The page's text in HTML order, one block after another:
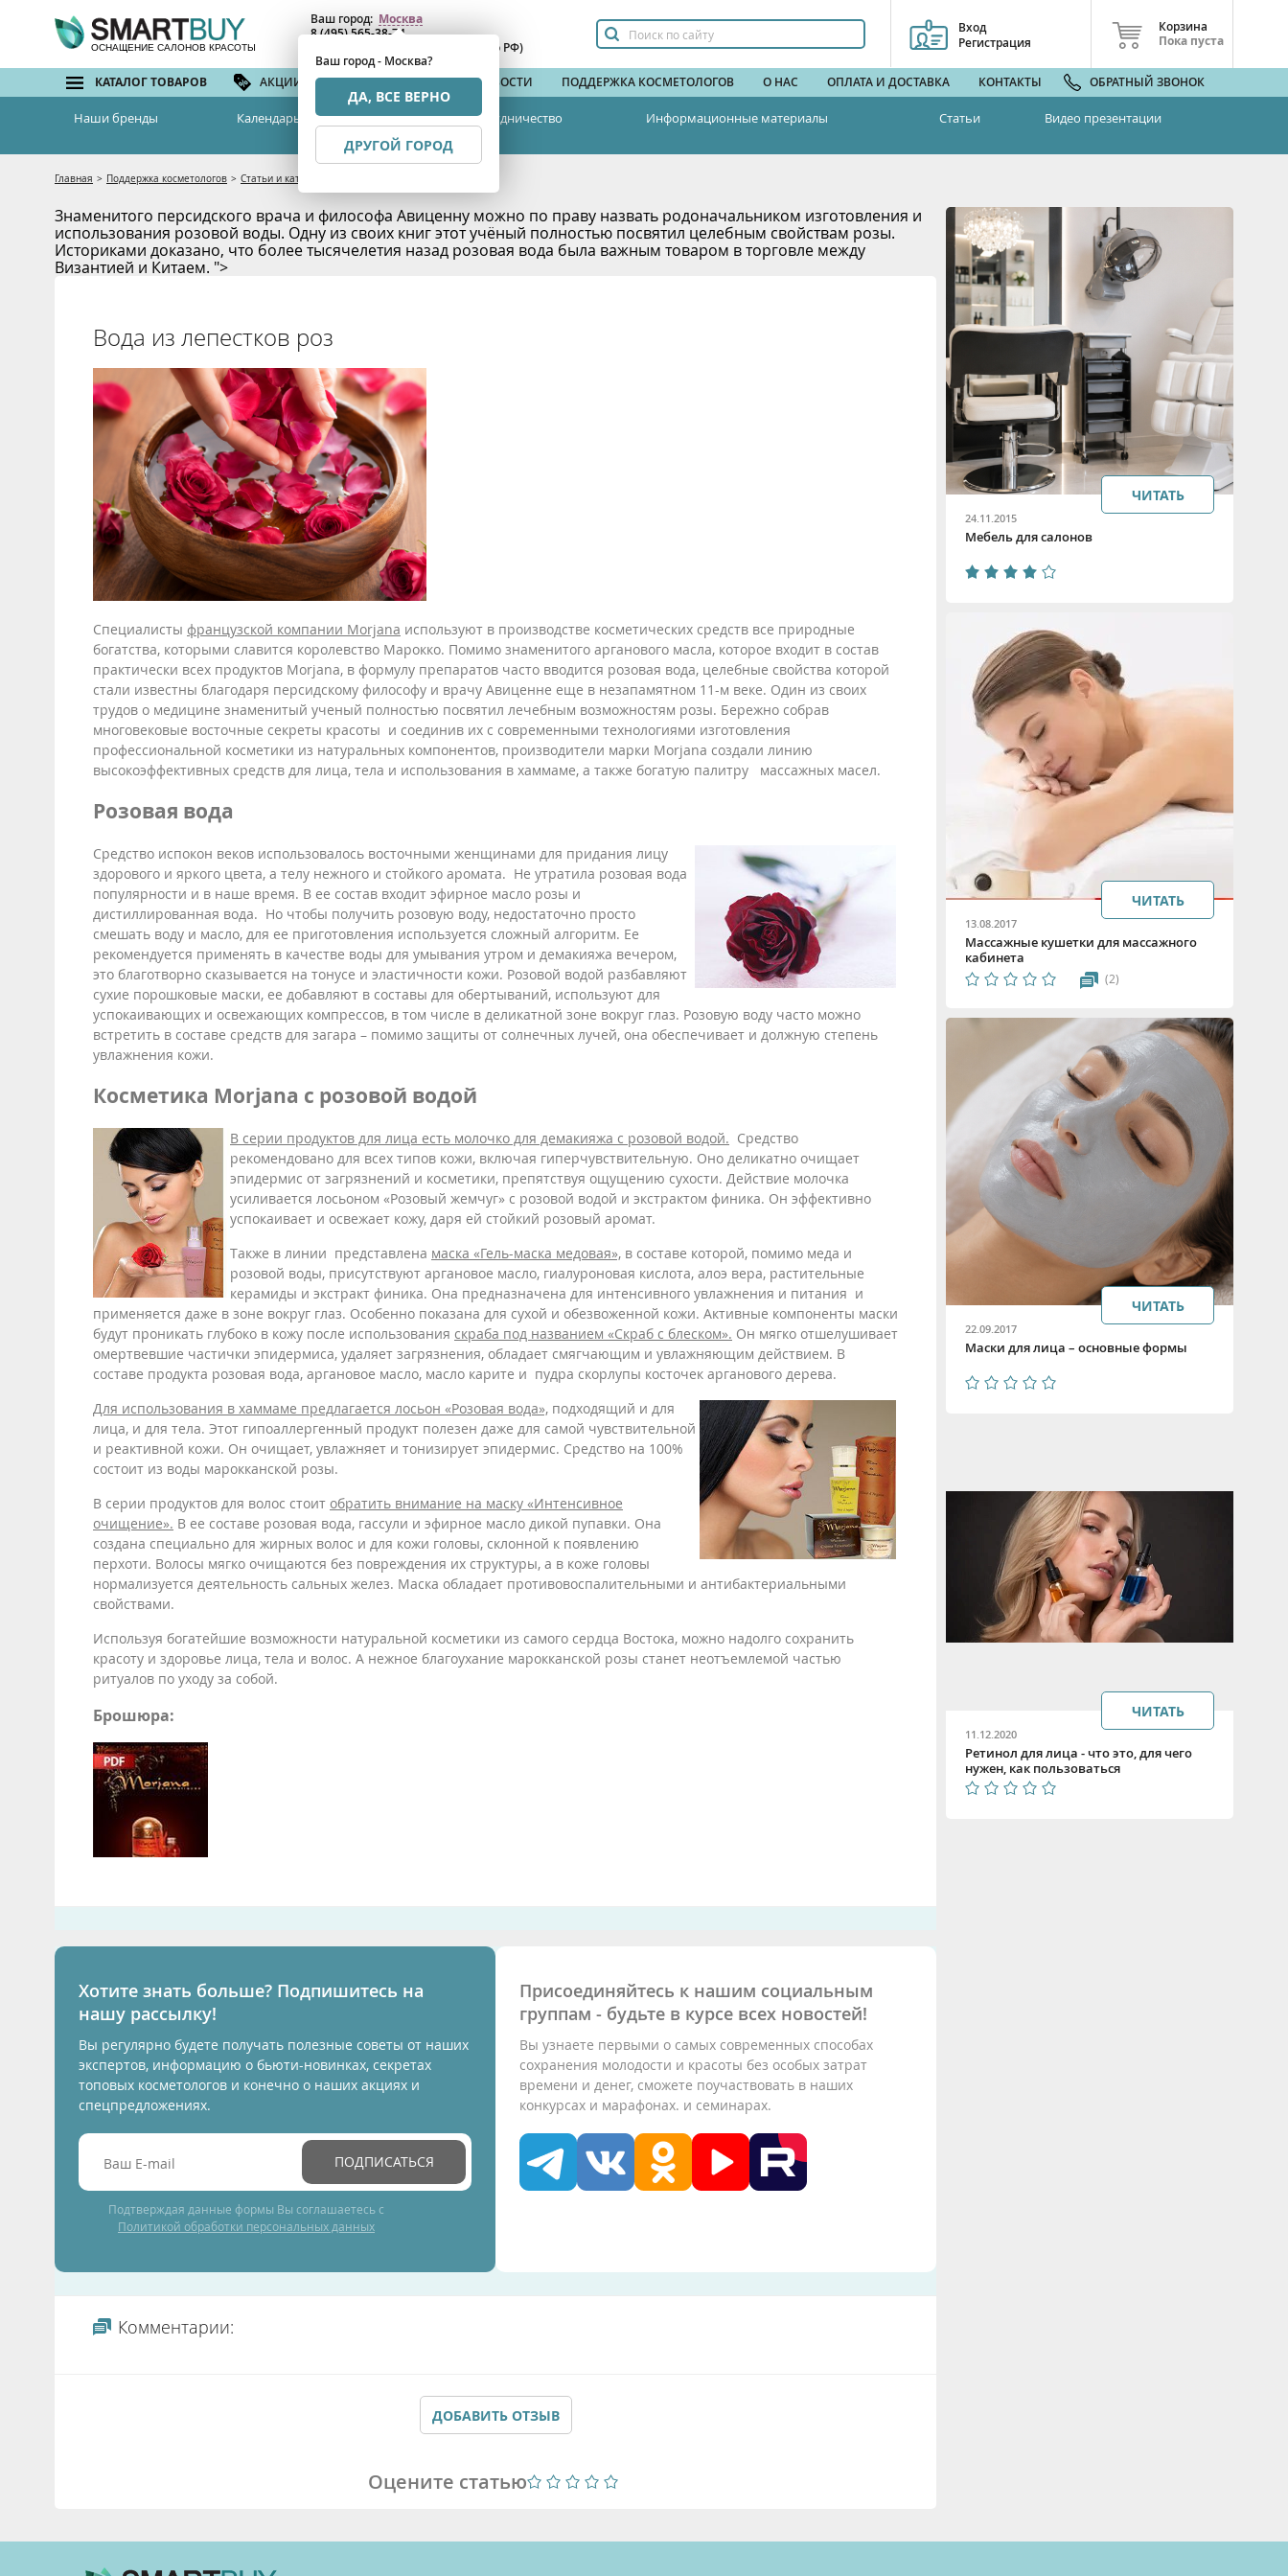
ОСНАЩЕНИЕ САЛОНОВ КРАСОТЫ
Ваш город: Москва
Ваш город - Москва?
ДА, ВСЕ ВЕРНО
ДРУГОЙ ГОРОД
8 (495) 565-38-74
(бесплатный по РФ)
Вход
Регистрация
Корзина
Пока пуста
КАТАЛОГ ТОВАРОВ АКЦИИ И СКИДКИ БРЕНДЫ НОВОСТИ ПОДДЕРЖКА КОСМЕТОЛОГОВ О НАС ОПЛАТА И ДОСТАВКА КОНТАКТЫ ОБРАТНЫЙ ЗВОНОК
Наши бренды Календарь семинаров Сотрудничество Информационные материалы Статьи Видео презентации
Главная > Поддержка косметологов > Статьи и каталоги
Знаменитого персидского врача и философа Авиценну можно по праву назвать родоначальником изготовления и
использования розовой воды. Одну из своих книг этот учёный полностью посвятил целебным свойствам розы.
Историками доказано, что более тысячелетия назад розовая вода была важным товаром в торговле между
Византией и Китаем. ">
Вода из лепестков роз
Специалисты французской компании Morjana используют в производстве косметических средств все природные
богатства, которыми славится королевство Марокко. Помимо знаменитого арганового масла, которое входит в состав
практически всех продуктов Morjana, в формулу препаратов часто вводится розовая вода, целебные свойства которой
стали известны благодаря персидскому философу и врачу Авиценне еще в незапамятном 11-м веке. Один из своих
трудов о медицине знаменитый ученый полностью посвятил лечебным возможностям розы. Бережно собрав
многовековые восточные секреты красоты и соединив их с современными технологиями изготовления
профессиональной косметики из натуральных компонентов, производители марки Morjana создали линию
высокоэффективных средств для лица, тела и использования в хаммаме, а также богатую палитру массажных масел.
Розовая вода
Средство испокон веков использовалось восточными женщинами для придания лицу
здорового и яркого цвета, а телу нежного и стойкого аромата. Не утратила розовая вода
популярности и в наше время. В ее состав входит эфирное масло розы и
дистиллированная вода. Но чтобы получить розовую воду, недостаточно просто
смешать воду и масло, для ее приготовления используется сложный алгоритм. Ее
рекомендуется применять в качестве воды для умывания утром и демакияжа вечером,
это благотворно сказывается на тонусе и эластичности кожи. Розовой водой разбавляют
сухие порошковые маски, ее добавляют в составы для обертываний, используют для
успокаивающих и освежающих компрессов, в том числе в деликатной зоне вокруг глаз. Розовую воду часто можно
встретить в составе средств для загара – помимо защиты от солнечных лучей, она обеспечивает и должную степень
увлажнения кожи.
Косметика Morjana с розовой водой
В серии продуктов для лица есть молочко для демакияжа с розовой водой. Средство
рекомендовано для всех типов кожи, включая гиперчувствительную. Оно деликатно очищает
эпидермис от загрязнений и косметики, препятствуя ощущению сухости. Действие молочка
усиливается лосьоном «Розовый жемчуг» с розовой водой и экстрактом финика. Он эффективно
успокаивает и освежает кожу, даря ей стойкий розовый аромат.
Также в линии представлена маска «Гель-маска медовая», в составе которой, помимо меда и
розовой воды, присутствуют аргановое масло, гиалуроновая кислота, алоэ вера, растительные
керамиды и экстракт финика. Она предназначена для интенсивного увлажнения и питания и
применяется даже в зоне вокруг глаз. Особенно показана для сухой и обезвоженной кожи. Активные компоненты маски
будут проникать глубоко в кожу после использования скраба под названием «Скраб с блеском». Он мягко отшелушивает
омертвевшие частички эпидермиса, удаляет загрязнения, обладает смягчающим и увлажняющим действием. В
составе продукта розовая вода, аргановое масло, масло карите и пудра скорлупы косточек арганового дерева.
Для использования в хаммаме предлагается лосьон «Розовая вода», подходящий и для
лица, и для тела. Этот гипоаллергенный продукт полезен даже для самой чувствительной
и реактивной кожи. Он очищает, увлажняет и тонизирует эпидермис. Средство на 100%
состоит из воды марокканской розы.
В серии продуктов для волос стоит обратить внимание на маску «Интенсивное
очищение». В ее составе розовая вода, гассули и эфирное масло дикой пупавки. Она
создана специально для жирных волос и для кожи головы, склонной к появлению
перхоти. Волосы мягко очищаются без повреждения их структуры, а в коже головы
нормализуется деятельность сальных желез. Маска обладает противовоспалительными и антибактериальными
свойствами.
Используя богатейшие возможности натуральной косметики из самого сердца Востока, можно надолго сохранить
красоту и здоровье лица, тела и волос. А нежное благоухание марокканской розы станет неотъемлемой частью
ритуалов по уходу за собой.
Брошюра:
Хотите знать больше? Подпишитесь на
нашу рассылку!
Вы регулярно будете получать полезные советы от наших
экспертов, информацию о бьюти-новинках, секретах
топовых косметологов и конечно о наших акциях и
спецпредложениях.
ПОДПИСАТЬСЯ
Подтверждая данные формы Вы соглашаетесь с
Политикой обработки персональных данных
Присоединяйтесь к нашим социальным
группам - будьте в курсе всех новостей!
Вы узнаете первыми о самых современных способах
сохранения молодости и красоты без особых затрат
времени и денег, сможете поучаствовать в наших
конкурсах и марафонах. и семинарах.
Комментарии:
ДОБАВИТЬ ОТЗЫВ
Оцените статью
24.11.2015
Мебель для салонов
ЧИТАТЬ
13.08.2017
Массажные кушетки для массажного
кабинета
(2)
ЧИТАТЬ
22.09.2017
Маски для лица – основные формы
ЧИТАТЬ
11.12.2020
Ретинол для лица - что это, для чего
нужен, как пользоваться
ЧИТАТЬ